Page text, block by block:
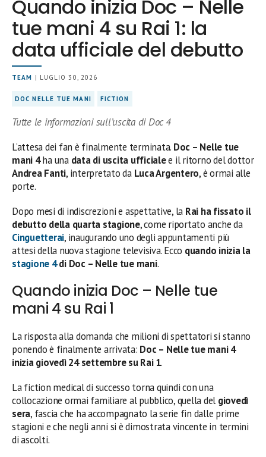
Quando inizia Doc – Nelle
tue mani 4 su Rai 1: la
data ufficiale del debutto
TEAM | LUGLIO 30, 2026
DOC NELLE TUE MANI FICTION
Tutte le informazioni sull’uscita di Doc 4
L’attesa dei fan è finalmente terminata. Doc – Nelle tue
mani 4ha una data di uscita ufficialee il ritorno del dottor
Andrea Fanti, interpretato da Luca Argentero, è ormai alle
porte.
Dopo mesi di indiscrezioni e aspettative, la Rai ha fissato il
debutto della quarta stagione, come riportato anche da
Cinguetterai, inaugurando uno degli appuntamenti più
attesi della nuova stagione televisiva. Ecco quando inizia la
stagione 4di Doc – Nelle tue mani.
Quando inizia Doc – Nelle tue
mani 4 su Rai 1
La risposta alla domanda che milioni di spettatori si stanno
ponendo è finalmente arrivata: Doc – Nelle tue mani 4
inizia giovedì 24 settembre su Rai 1.
La fiction medical di successo torna quindi con una
collocazione ormai familiare al pubblico, quella del giovedì
sera, fascia che ha accompagnato la serie fin dalle prime
stagioni e che negli anni si è dimostrata vincente in termini
di ascolti.